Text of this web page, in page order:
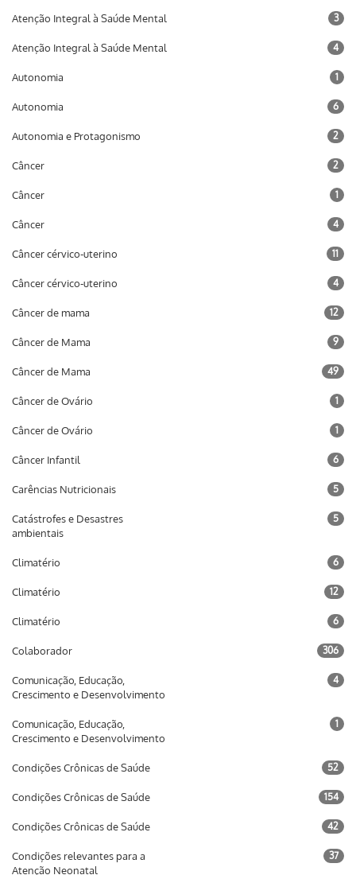
Atenção Integral à Saúde Mental 3
Atenção Integral à Saúde Mental 4
Autonomia 1
Autonomia 6
Autonomia e Protagonismo 2
Câncer 2
Câncer 1
Câncer 4
Câncer cérvico-uterino 11
Câncer cérvico-uterino 4
Câncer de mama 12
Câncer de Mama 9
Câncer de Mama 49
Câncer de Ovário 1
Câncer de Ovário 1
Câncer Infantil 6
Carências Nutricionais 5
Catástrofes e Desastres
ambientais
5
Climatério 6
Climatério 12
Climatério 6
Colaborador 306
Comunicação, Educação,
Crescimento e Desenvolvimento
4
Comunicação, Educação,
Crescimento e Desenvolvimento
1
Condições Crônicas de Saúde 52
Condições Crônicas de Saúde 154
Condições Crônicas de Saúde 42
Condições relevantes para a
Atenção Neonatal
37